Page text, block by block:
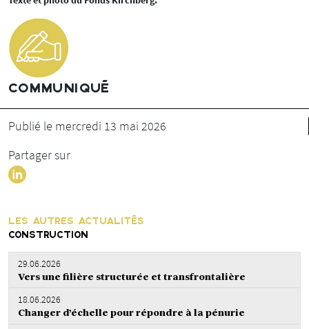
COMMUNIQUÉ
Publié le mercredi 13 mai 2026
Partager sur
LES AUTRES ACTUALITÉS
CONSTRUCTION
29.06.2026
Vers une filière structurée et transfrontalière
18.06.2026
Changer d’échelle pour répondre à la pénurie